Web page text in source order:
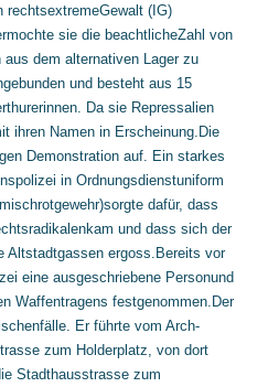
rechtsextremeGewalt (IG)
sie die beachtlicheZahl von
dem alternativen Lager zu
und besteht aus 15
Da sie Repressalien
ihren Namen in Erscheinung. Die
Demonstration auf. Ein starkes
in Ordnungsdienstuniform
dafür, dass
und dass sich der
Altstadtgassen ergoss.Bereits vor
eine ausgeschriebene Personund
Waffentragens festgenommen. Der
Er führte vom Arch-
zum Holderplatz, von dort
Stadthausstrasse zum